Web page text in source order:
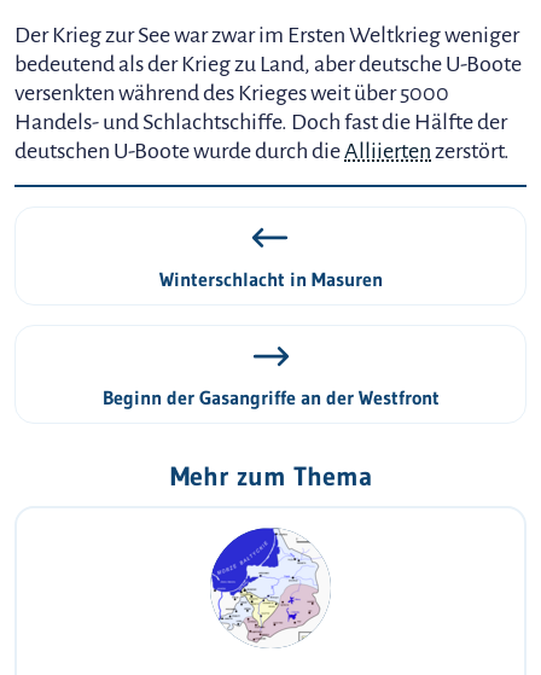
Der Krieg zur See war zwar im Ersten Weltkrieg weniger
bedeutend als der Krieg zu Land, aber deutsche U-Boote
versenkten während des Krieges weit über 5000
Handels- und Schlachtschiffe. Doch fast die Hälfte der
deutschen U-Boote wurde durch dieAlliierten zerstört.
Winterschlacht in Masuren
Beginn der Gasangriffe an der Westfront
Mehr zum Thema